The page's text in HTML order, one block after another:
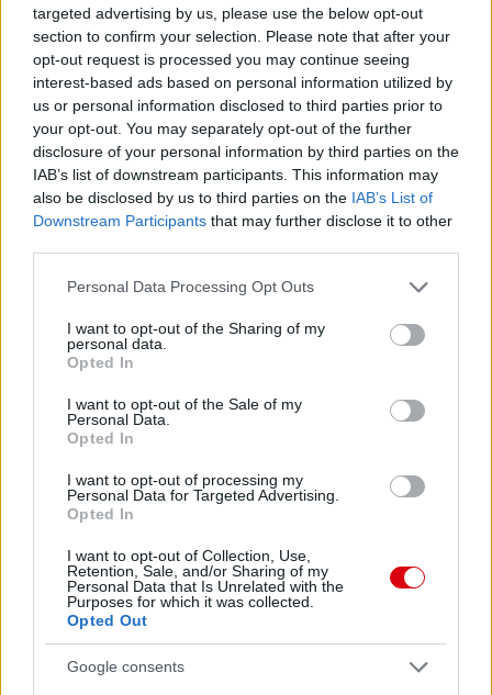
targeted advertising by us, please use the below opt-out
section to confirm your selection. Please note that after your
opt-out request is processed you may continue seeing
interest-based ads based on personal information utilized by
us or personal information disclosed to third parties prior to
your opt-out. You may separately opt-out of the further
disclosure of your personal information by third parties on the
IAB’s list of downstream participants. This information may
also be disclosed by us to third parties on the IAB’s List of
Downstream Participants that may further disclose it to other
Please note that this website/app uses one or more Google
not limited to your visit or usage behaviour. You may click to
grant or deny consent to Google and its third-party tags to
use your data for below specified purposes in below Google
consent section.
Personal Data Processing Opt Outs
I want to opt-out of the Sharing of my
personal data.
Opted In
I want to opt-out of the Sale of my
Personal Data.
Opted In
I want to opt-out of processing my
Personal Data for Targeted Advertising.
Opted In
I want to opt-out of Collection, Use,
Retention, Sale, and/or Sharing of my
Personal Data that Is Unrelated with the
Purposes for which it was collected.
Opted Out
Google consents
Meccs Center
Paris Saint-Germainvs
Manchester United